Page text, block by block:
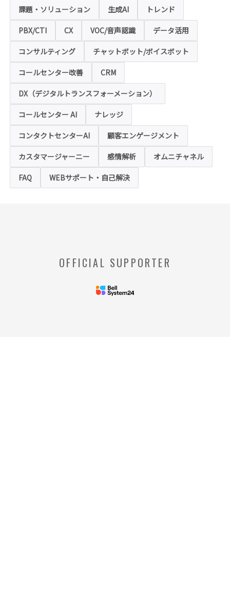
により保護されます。SSLに対応していない
ブラウザをご利用の場合は、本ホームページ
にアクセスできなくなることや情報の入力が
できない場合があります。
◆クッキー（Cookie）およびWebビーコン（クリ
アGIF）の利用
本ホームページの一部では、本サービスの運
用状況の把握や利便性の向上を図るため、
「クッキー」および「webビーコン」という
技術を利用し情報を収集する場合があります
が、これによりお客様のお名前、ご住所、電
ような情報を取得することはございません。
お客様は、ウェブブラウザの設定変更によ
り、クッキーの受け取り拒否や警告の表示を
させることが可能ですが、クッキーの受け取
りを拒否された場合、本ホームページにおい
場合がありますのでご了承ください。
お客様のコンピュータからのアクセス状況を
収集し、特定のWebページの使用率等に関す
課題・ソリューション 生成AI トレンド
PBX/CTI CX VOC/音声認識 データ活用
コンサルティング チャットボット/ボイスボット
コールセンター改善 CRM
DX（デジタルトランスフォーメーション）
コールセンター AI ナレッジ
コンタクトセンターAI 顧客エンゲージメント
カスタマージャーニー 感情解析 オムニチャネル
FAQ WEBサポート・自己解決
OFFICIAL SUPPORTER